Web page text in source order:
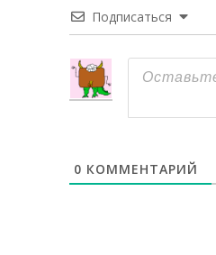
Подписаться
0 КОММЕНТАРИЙ